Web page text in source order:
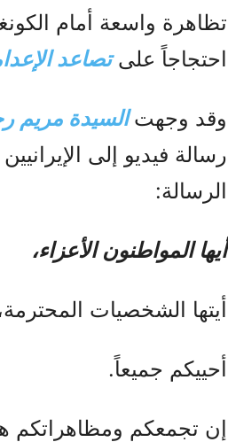
تظاهرة واسعة أمام
احتجاجاً علىتصاعد
وقد وجهتالسيدة مريم
رسالة فيديو إلى
الرسالة:
أيها المواطنون الأعزاء،
أيتها الشخصيات
أحييكم جميعاً.
إن تجمعكم ومظاهراتكم